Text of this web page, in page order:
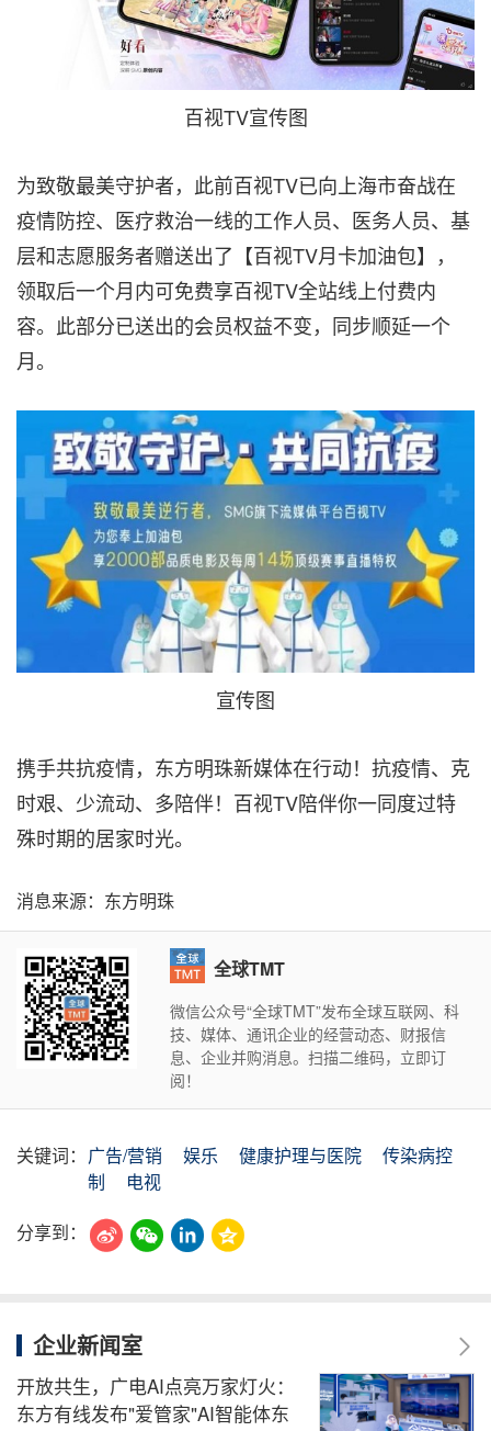
百视TV宣传图
为致敬最美守护者，此前百视TV已向上海市奋战在
疫情防控、医疗救治一线的工作人员、医务人员、基
层和志愿服务者赠送出了【百视TV月卡加油包】，
领取后一个月内可免费享百视TV全站线上付费内
容。此部分已送出的会员权益不变，同步顺延一个
月。
宣传图
携手共抗疫情，东方明珠新媒体在行动！抗疫情、克
时艰、少流动、多陪伴！百视TV陪伴你一同度过特
殊时期的居家时光。
消息来源：东方明珠
全球TMT
微信公众号“全球TMT”发布全球互联网、科
技、媒体、通讯企业的经营动态、财报信
息、企业并购消息。扫描二维码，立即订
阅！
关键词： 广告/营销 娱乐 健康护理与医院
传染病控
制
电视
分享到：
企业新闻室
开放共生，广电AI点亮万家灯火：
东方有线发布"爱管家"AI智能体东